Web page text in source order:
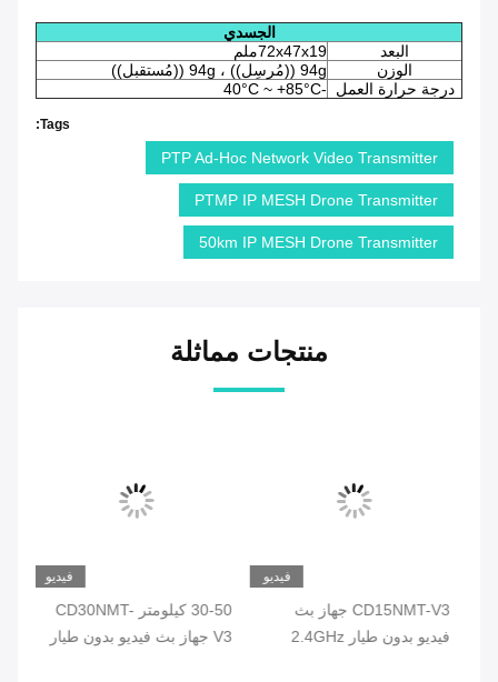
الجسدي
البعد
72x47x19ملم
الوزن
94g ((مُرسِل)) ، 94g ((مُستقبل))
درجة حرارة العمل
-40°C ~ +85°C
Tags:
PTP Ad-Hoc Network Video Transmitter
PTMP IP MESH Drone Transmitter
50km IP MESH Drone Transmitter
منتجات مماثلة
فيديو
CD15NMT-V3 جهاز بث
فيديو بدون طيار 2.4GHz
فيديو
30-50 كيلومتر CD30NMT-
V3 جهاز بث فيديو بدون طيار